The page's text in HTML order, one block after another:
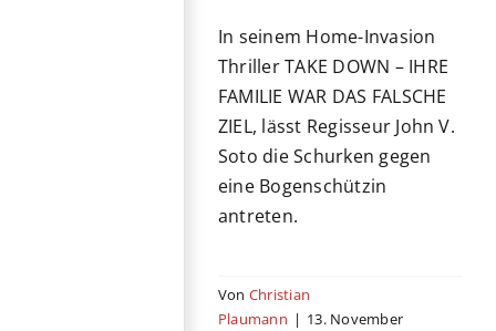
In seinem Home-Invasion
Thriller TAKE DOWN – IHRE
FAMILIE WAR DAS FALSCHE
ZIEL, lässt Regisseur John V.
Soto die Schurken gegen
eine Bogenschützin
antreten.
Von Christian
Plaumann | 13. November